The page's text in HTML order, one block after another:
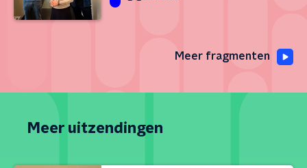
Meer fragmenten
Meer uitzendingen